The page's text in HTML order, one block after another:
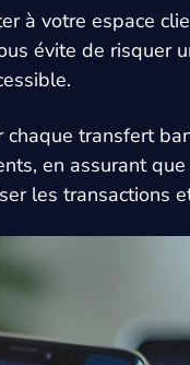
à votre espace
évite de risquer
transfert
en assurant
les transactions